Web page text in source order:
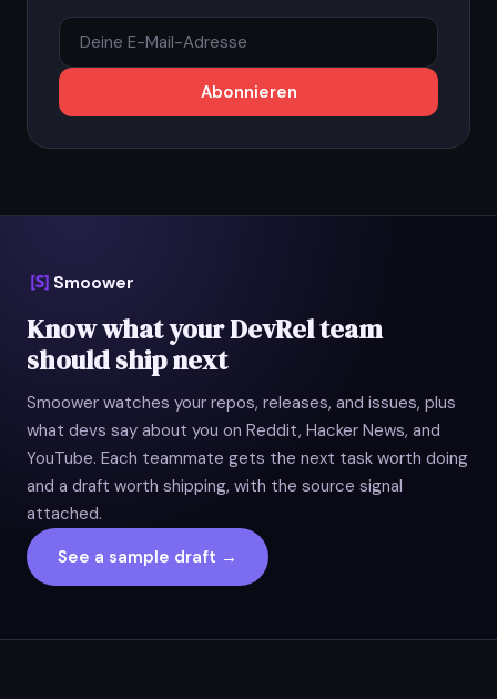
Abonnieren
Smoower
Know what your DevRel team
should ship next
Smoower watches your repos, releases, and issues, plus
what devs say about you on Reddit, Hacker News, and
YouTube. Each teammate gets the next task worth doing
and a draft worth shipping, with the source signal
attached.
See a sample draft →